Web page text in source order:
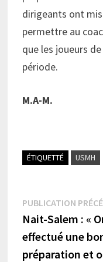
dirigeants ont
permettre au
que les joueurs
période.
M.A-M.
ÉTIQUETTÉ USMH
Navigation
de
l’article
PUBLICATION
Nait-Salem : «
effectué une
préparation et